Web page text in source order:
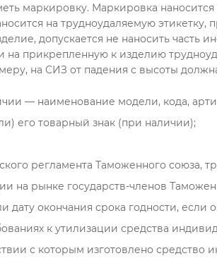
маркировку. Маркировка
на трудноудаляемую
допускается не наносить
на прикрепленную к изделию
на СИЗ от падения с высоты
— наименование модели, кода,
его товарный знак (при наличии);
регламента Таможенного союза,
на рынке государств-членов
дату окончания срока годности, если
к утилизации средства
с которым изготовлено средство